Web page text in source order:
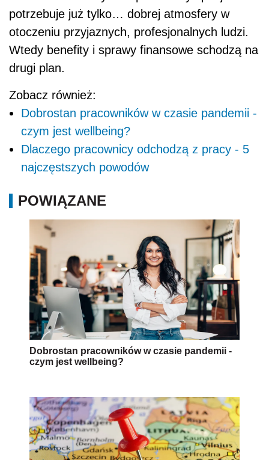
potrzebuje już tylko… dobrej atmosfery w
otoczeniu przyjaznych, profesjonalnych ludzi.
Wtedy benefity i sprawy finansowe schodzą na
drugi plan.
Zobacz również:
Dobrostan pracowników w czasie pandemii -
czym jest wellbeing?
Dlaczego pracownicy odchodzą z pracy - 5
najczęstszych powodów
POWIĄZANE
Dobrostan pracowników w czasie pandemii -
czym jest wellbeing?